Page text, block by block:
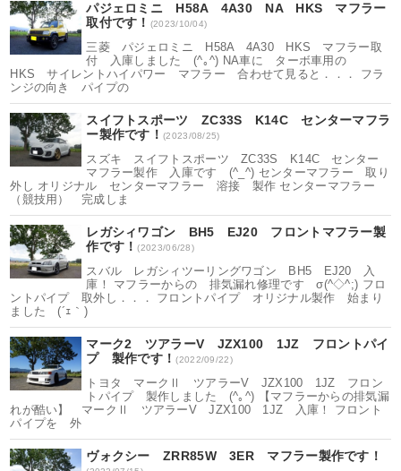
パジェロミニ H58A 4A30 NA HKS マフラー
取付です！ (2023/10/04)
三菱 パジェロミニ H58A 4A30 HKS マフラー取
付 入庫しました (^｡^) NA車に ターボ車用の
HKS サイレントハイパワー マフラー 合わせて見ると．．． フラ
ンジの向き パイプの
スイフトスポーツ ZC33S K14C センターマフラ
ー製作です！(2023/08/25)
スズキ スイフトスポーツ ZC33S K14C センター
マフラー製作 入庫です (^_^) センターマフラー 取り
外し オリジナル センターマフラー 溶接 製作 センターマフラー
（競技用） 完成しま
レガシィワゴン BH5 EJ20 フロントマフラー製
作です！(2023/06/28)
スバル レガシィツーリングワゴン BH5 EJ20 入
庫！ マフラーからの 排気漏れ修理です σ(^◇^;) フロ
ントパイプ 取外し．．． フロントパイプ オリジナル製作 始まり
ました (´ｪ｀)
マーク2 ツアラーV JZX100 1JZ フロントパイ
プ 製作です！(2022/09/22)
トヨタ マークⅡ ツアラーV JZX100 1JZ フロン
トパイプ 製作しました (^｡^) 【マフラーからの排気漏
れが酷い】 マークⅡ ツアラーV JZX100 1JZ 入庫！ フロント
パイプを 外
ヴォクシー ZRR85W 3ER マフラー製作です！